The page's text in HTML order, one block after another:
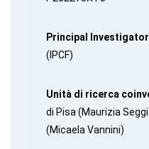
Principal
(IPCF)
Unità di ricerca
di Pisa (Maurizia
(Micaela Vannini)